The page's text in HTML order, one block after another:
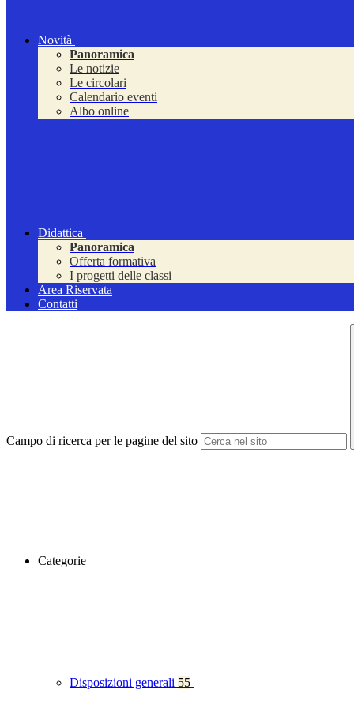
Novità
Panoramica
Le notizie
Le circolari
Calendario eventi
Albo online
Didattica
Panoramica
Offerta formativa
I progetti delle classi
Area Riservata
Contatti
Campo di ricerca per le pagine del sito
Categorie
Disposizioni generali 55